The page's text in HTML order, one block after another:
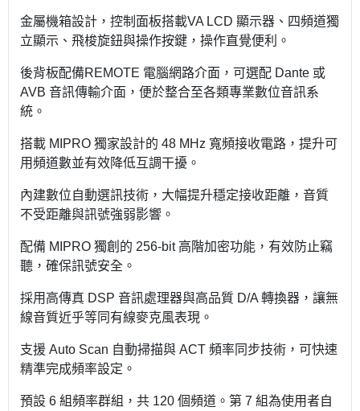
金屬機箱設計，控制面板搭載VA LCD 顯示器、四頻道獨
立顯示、飛梭旋鈕與操作按鍵，操作直覺便利。
後背板配備REMOTE 電腦網路介面，可選配 Dante 或
AVB 音訊傳輸介面，便於整合至各類專業數位音訊系
統。
搭載 MIPRO 獨家設計的 48 MHz 寬頻接收電路，提升可
用頻道數並有效降低互調干擾。
內建數位自動選訊技術，大幅提升穩定接收距離，音質
不受距離與訊號強弱影響。
配備 MIPRO 獨創的 256-bit 高階加密功能，有效防止竊
聽，確保訊號安全。
採用高傳真 DSP 音訊處理器與高品質 D/A 轉換器，讓無
線音質近乎等同有線麥克風表現。
支援 Auto Scan 自動掃描與 ACT 頻率同步技術，可快速
精準完成頻率設定。
預設 6 組頻率群組，共 120 個頻道。第 7 組為使用者自